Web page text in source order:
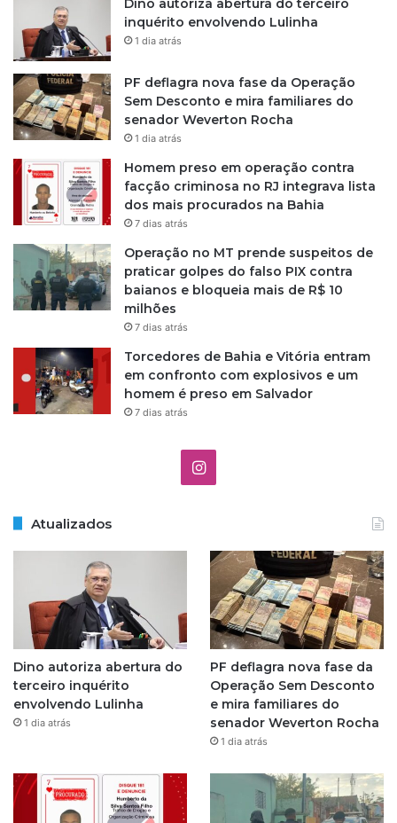
l
v
a
d
o
Dino autoriza abertura do terceiro
inquérito envolvendo Lulinha
1 dia atrás
PF deflagra nova fase da Operação
Sem Desconto e mira familiares do
senador Weverton Rocha
1 dia atrás
Homem preso em operação contra
facção criminosa no RJ integrava lista
dos mais procurados na Bahia
7 dias atrás
Operação no MT prende suspeitos de
praticar golpes do falso PIX contra
baianos e bloqueia mais de R$ 10
milhões
7 dias atrás
Torcedores de Bahia e Vitória entram
em confronto com explosivos e um
homem é preso em Salvador
7 dias atrás
I
t
a
g
r
a
m
Atualizados
Dino autoriza abertura do
terceiro inquérito
envolvendo Lulinha
1 dia atrás
PF deflagra nova fase da
Operação Sem Desconto
e mira familiares do
senador Weverton Rocha
1 dia atrás